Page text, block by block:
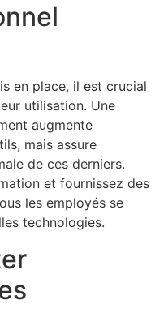
en place, il est crucial
utilisation. Une
augmente
mais assure
de ces derniers.
et fournissez des
les employés se
technologies.